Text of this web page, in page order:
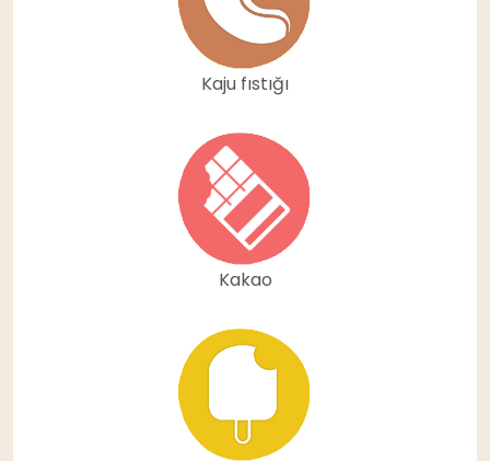
Kaju fıstığı
Kakao